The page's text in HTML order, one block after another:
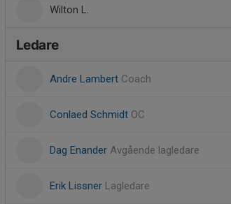
Wilton L.
Ledare
Andre Lambert Coach
Conlaed Schmidt OC
Dag Enander Avgående lagledare
Erik Lissner Lagledare